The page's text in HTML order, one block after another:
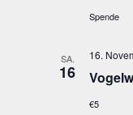
Spende
SA.
16
16.
€5